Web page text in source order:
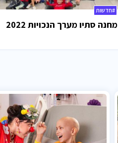
#חדשות
מחנה סתיו מערך הנכויות 2022